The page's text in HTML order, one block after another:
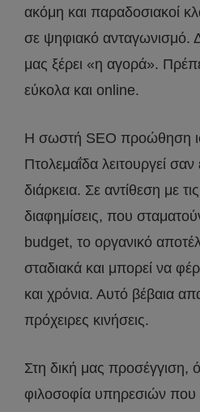
ακόμη και παραδοσιακοί
σε ψηφιακό ανταγωνισμό.
μας ξέρει «η αγορά».
εύκολα και online.
Η σωστή SEO προώθηση
Πτολεμαΐδα λειτουργεί
διάρκεια. Σε αντίθεση με
διαφημίσεις, που
budget, το οργανικό
σταδιακά και μπορεί να
και χρόνια. Αυτό βέβαια
πρόχειρες κινήσεις.
Στη δική μας προσέγγιση,
φιλοσοφία υπηρεσιών που